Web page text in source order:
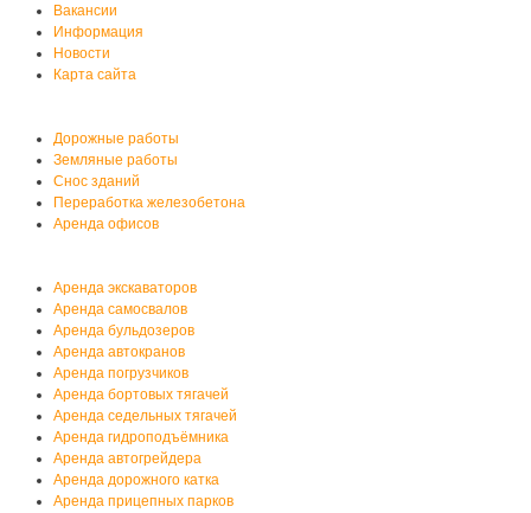
Вакансии
Информация
Новости
Карта сайта
Дорожные работы
Земляные работы
Снос зданий
Переработка железобетона
Аренда офисов
Аренда экскаваторов
Аренда самосвалов
Аренда бульдозеров
Аренда автокранов
Аренда погрузчиков
Аренда бортовых тягачей
Аренда седельных тягачей
Аренда гидроподъёмника
Аренда автогрейдера
Аренда дорожного катка
Аренда прицепных парков